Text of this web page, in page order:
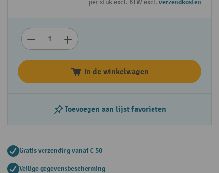
per stuk excl. BTW excl. verzendkosten
In de winkelwagen
Toevoegen aan lijst favorieten
Gratis verzending vanaf € 50
Veilige gegevensbescherming